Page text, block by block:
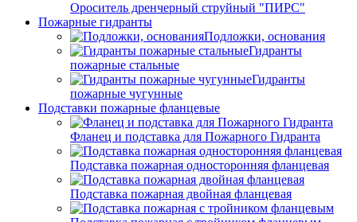
Ороситель дренчерный струйный "ПИРС"
Пожарные гидранты
Подложки, основания
Гидранты
пожарные стальные
Гидранты
пожарные чугунные
Подставки пожарные фланцевые
Фланец и подставка для Пожарного Гидранта
Подставка пожарная односторонняя фланцевая
Подставка пожарная двойная фланцевая